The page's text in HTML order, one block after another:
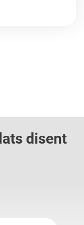
disent